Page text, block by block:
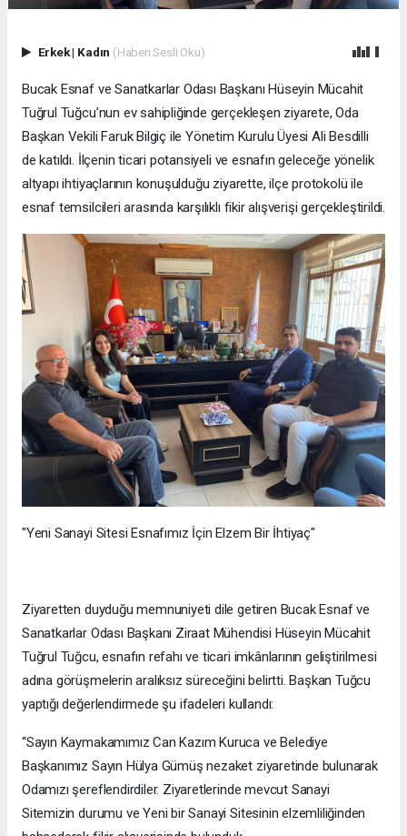
Erkek| Kadın (Haberi Sesli Oku)
Bucak Esnaf ve Sanatkarlar Odası Başkanı Hüseyin Mücahit
Tuğrul Tuğcu’nun ev sahipliğinde gerçekleşen ziyarete, Oda
Başkan Vekili Faruk Bilgiç ile Yönetim Kurulu Üyesi Ali Besdilli
de katıldı. İlçenin ticari potansiyeli ve esnafın geleceğe yönelik
altyapı ihtiyaçlarının konuşulduğu ziyarette, ilçe protokolü ile
esnaf temsilcileri arasında karşılıklı fikir alışverişi gerçekleştirildi.
"Yeni Sanayi Sitesi Esnafımız İçin Elzem Bir İhtiyaç"
Ziyaretten duyduğu memnuniyeti dile getiren Bucak Esnaf ve
Sanatkarlar Odası Başkanı Ziraat Mühendisi Hüseyin Mücahit
Tuğrul Tuğcu, esnafın refahı ve ticari imkânlarının geliştirilmesi
adına görüşmelerin aralıksız süreceğini belirtti. Başkan Tuğcu
yaptığı değerlendirmede şu ifadeleri kullandı:
“Sayın Kaymakamımız Can Kazım Kuruca ve Belediye
Başkanımız Sayın Hülya Gümüş nezaket ziyaretinde bulunarak
Odamızı şereflendirdiler. Ziyaretlerinde mevcut Sanayi
Sitemizin durumu ve Yeni bir Sanayi Sitesinin elzemliliğinden